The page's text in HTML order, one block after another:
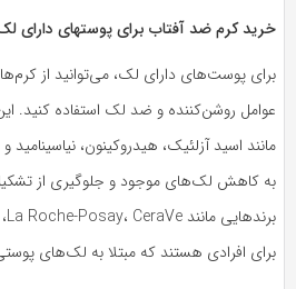
کرم ضد آفتاب برای پوستهای دارای لک ؟
روشن‌کننده و ضد لک استفاده کنید. این
اسید آزلئیک، هیدروکینون، نیاسینامید و
کاهش لک‌های موجود و جلوگیری از تشکیل
افرادی هستند که مبتلا به لک‌های پوستی